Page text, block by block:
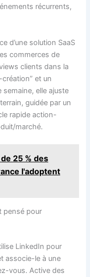
récurrents,
d’une solution SaaS
commerces de
clients dans la
et un
semaine, elle ajuste
guidée par un
rapide action-
marché.
25 % des
l'adoptent
pensé pour
LinkedIn pour
associe-le à une
vous. Active des